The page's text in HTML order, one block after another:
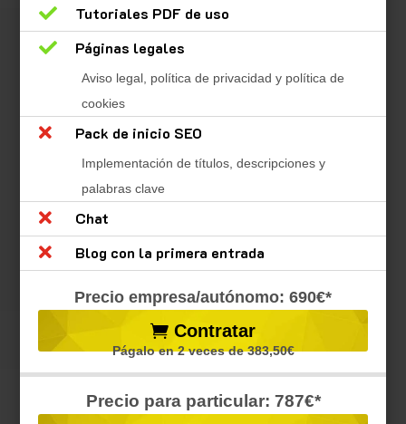

Tutoriales PDF de uso

Páginas legales
Aviso legal, política de privacidad y política de
cookies
 Pack de inicio SEO
Implementación de títulos, descripciones y
palabras clave

Chat

Blog con la primera entrada
Precio empresa/autónomo: 690€*
Contratar
Págalo en 2 veces de 383,50€
Precio para particular: 787€*